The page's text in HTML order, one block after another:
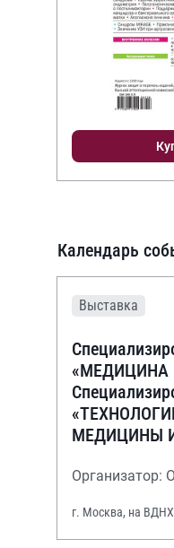
Календарь
Выставка
«МЕДИЦИНА
МЕДИЦИНЫ
Организатор:
г. Москва, на